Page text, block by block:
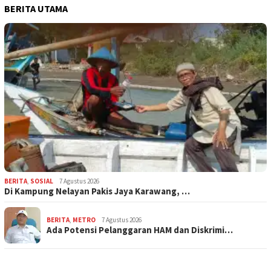
BERITA UTAMA
BERITA SOSIAL 7 Agustus 2026
Di Kampung Nelayan Pakis Jaya Karawang, …
BERITA METRO 7 Agustus 2026
Ada Potensi Pelanggaran HAM dan Diskrimi…